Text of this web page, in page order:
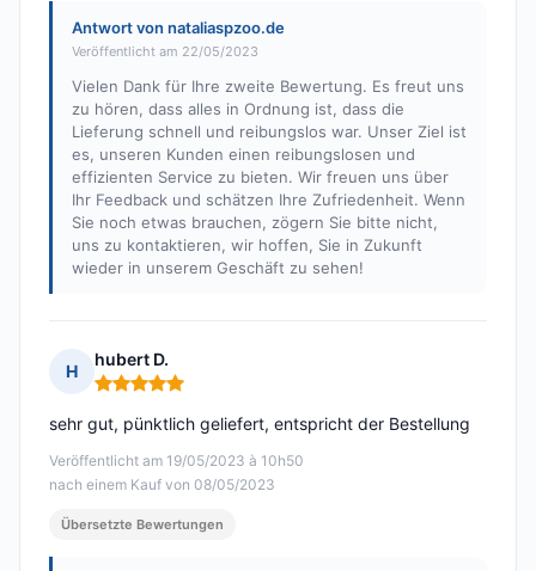
Antwort von nataliaspzoo.de
Veröffentlicht am 22/05/2023
Vielen Dank für Ihre zweite Bewertung. Es freut uns
zu hören, dass alles in Ordnung ist, dass die
Lieferung schnell und reibungslos war. Unser Ziel ist
es, unseren Kunden einen reibungslosen und
effizienten Service zu bieten. Wir freuen uns über
Ihr Feedback und schätzen Ihre Zufriedenheit. Wenn
Sie noch etwas brauchen, zögern Sie bitte nicht,
uns zu kontaktieren, wir hoffen, Sie in Zukunft
wieder in unserem Geschäft zu sehen!
H
hubert D.
Hinweis: 5 von 5
Veröffentlicht am 19/05/2023 à 10h50
nach einem Kauf von 08/05/2023
sehr gut, pünktlich geliefert, entspricht der Bestellung
Übersetzte Bewertungen